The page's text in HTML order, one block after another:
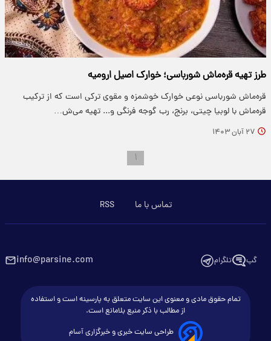
طرز تهیه قره‌ماش شورباسی؛ خوارک اصیل ارومیه
قره‌ماش شورباسی نوعی خوارک خوشمزه و مقوی ترکی است که از ترکیب
قره‌ماش با لوبیا چیتی، برنج، رب گوجه فرنگی و... تهیه می‌ش…
۲۷ آبان ۱۴۰۳
۱
تماس با ما RSS
گپ تلگرام info@parsine.com
تمام حقوق مادی و معنوی این سایت متعلق به پارسینه است و استفاده
از مطالب با ذکر منبع بلامانع است.
طراحی سایت خبری و خبرگزاری آسام